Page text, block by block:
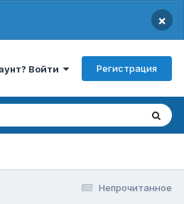
×
Войти Регистрация
Непрочитанное